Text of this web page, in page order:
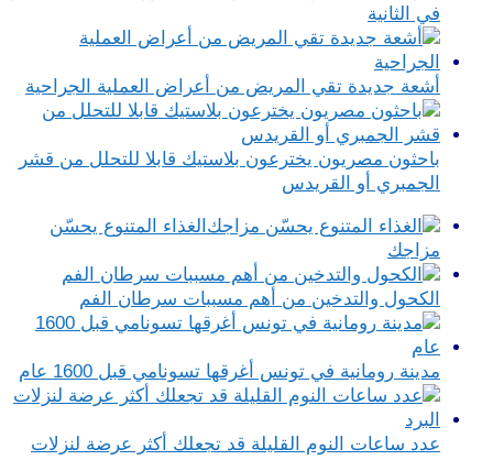
في الثانية
أشعة جديدة تقي المريض من أعراض العملية الجراحية
باحثون مصريون يخترعون بلاستيك قابلا للتحلل من قشر
الجمبري أو القريدس
الغذاء المتنوع يحسّن
مزاجك
الكحول والتدخين من أهم مسببات سرطان الفم
مدينة رومانية في تونس أغرقها تسونامي قبل 1600 عام
عدد ساعات النوم القليلة قد تجعلك أكثر عرضة لنزلات